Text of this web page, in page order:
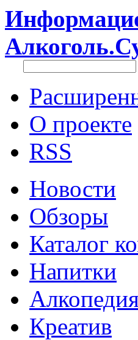
О проекте
RSS
Новости
Обзоры
Каталог
Напитки
Креатив